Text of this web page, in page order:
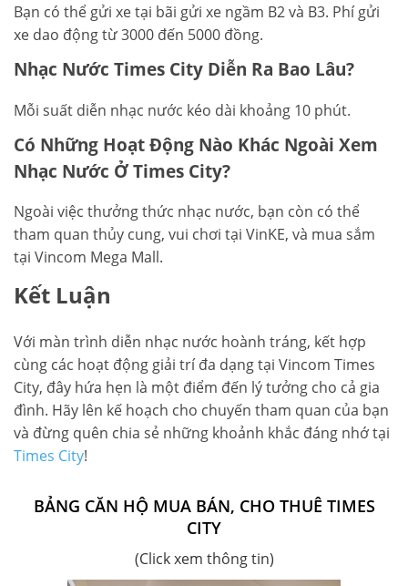
Bạn có thể gửi xe tại bãi gửi xe ngầm B2 và B3. Phí gửi
xe dao động từ 3000 đến 5000 đồng.
Nhạc Nước Times City Diễn Ra Bao Lâu?
Mỗi suất diễn nhạc nước kéo dài khoảng 10 phút.
Có Những Hoạt Động Nào Khác Ngoài Xem
Nhạc Nước Ở Times City?
Ngoài việc thưởng thức nhạc nước, bạn còn có thể
tham quan thủy cung, vui chơi tại VinKE, và mua sắm
tại Vincom Mega Mall.
Kết Luận
Với màn trình diễn nhạc nước hoành tráng, kết hợp
cùng các hoạt động giải trí đa dạng tại Vincom Times
City, đây hứa hẹn là một điểm đến lý tưởng cho cả gia
đình. Hãy lên kế hoạch cho chuyến tham quan của bạn
và đừng quên chia sẻ những khoảnh khắc đáng nhớ tại
Times City!
BẢNG CĂN HỘ MUA BÁN, CHO THUÊ TIMES
CITY
(Click xem thông tin)